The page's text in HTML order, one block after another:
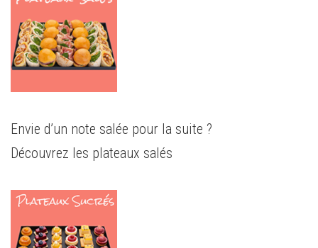
Envie d’un note salée pour la suite ?
Découvrez les plateaux salés